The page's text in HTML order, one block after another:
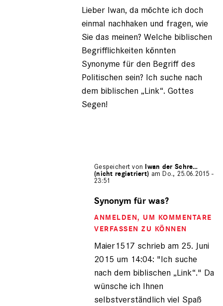
registriert)
Lieber Iwan, da möchte ich doch
einmal nachhaken und fragen, wie
Sie das meinen? Welche biblischen
Begrifflichkeiten könnten
Synonyme für den Begriff des
Politischen sein? Ich suche nach
dem biblischen „Link“. Gottes
Segen!
Gespeichert von Iwan der Schre…
(nicht registriert) am Do., 25.06.2015 -
23:51
auf
von
Maier1517
(nicht
Synonym für was?
ANMELDEN, UM KOMMENTARE
VERFASSEN ZU KÖNNEN
Maier1517 schrieb am 25. Juni
2015 um 14:04: "Ich suche
nach dem biblischen „Link“." Da
wünsche ich Ihnen
selbstverständlich viel Spaß